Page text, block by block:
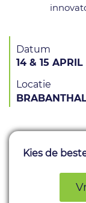
Datum
14 & 15
Locatie
Kies de